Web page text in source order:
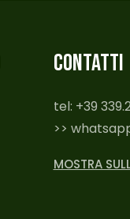
CONTATTI
tel: +39
>>
MOSTRA